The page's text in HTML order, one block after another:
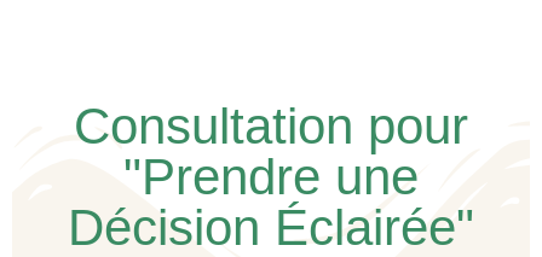
Consultation pour
"Prendre une
Décision Éclairée"